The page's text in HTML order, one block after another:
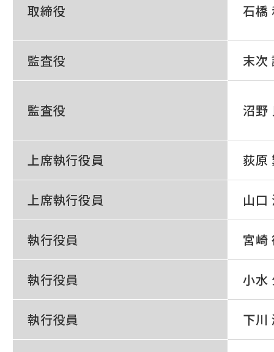
取締役 石橋
監査役 末次
監査役 沼野
上席執行役員 荻原
上席執行役員 山口
執行役員 宮崎
執行役員 小水
執行役員 下川